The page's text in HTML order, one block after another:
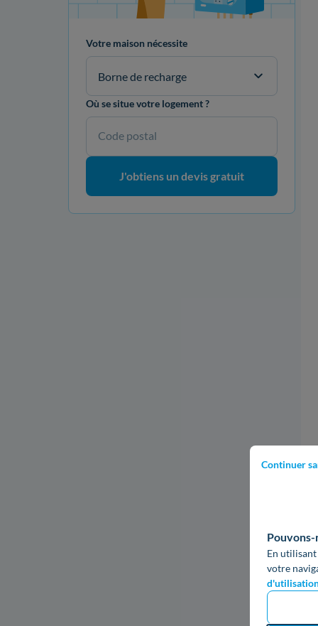
Continuer
Pouvons-
En
votre
Votre maison nécessite
Borne de recharge
Où se situe votre logement ?
Code postal
J'obtiens un devis gratuit